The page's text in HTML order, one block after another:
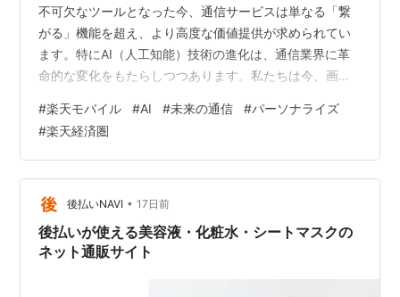
不可欠なツールとなった今、通信サービスは単なる「繋
がる」機能を超え、より高度な価値提供が求められてい
ます。特にAI（人工知能）技術の進化は、通信業界に革
命的な変化をもたらしつつあります。私たちは今、画一
「パーソナライズされた通信体験」へと向かう転換点に
立っています。 本記事では、楽天モバイルがAI技術と融
合することで、いかにパーソナライズされた、より便利
で快適な未来の通信体験を実現していくかを徹底的に深
掘りします。AIによる通信の最適化、顧客サポートの高
度化、ユーザー行動に基づいたパーソナライ…
#楽天モバイル #AI #未来の通信 #パーソナライズ
#楽天経済圏
後払いNAVI • 17日前
後払いが使える美容液・化粧水・シートマスクの
ネット通販サイト